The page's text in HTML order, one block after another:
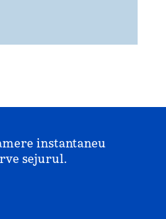
instantaneu
sejurul.